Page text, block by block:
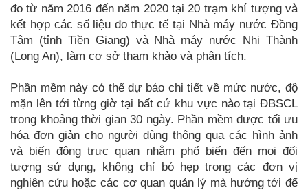
đo từ năm 2016 đến năm 2020 tại 20 trạm khí tượng và
kết hợp các số liệu đo thực tế tại Nhà máy nước Đồng
Tâm (tỉnh Tiền Giang) và Nhà máy nước Nhị Thành
(Long An), làm cơ sở tham khảo và phân tích.
Phần mềm này có thể dự báo chi tiết về mức nước, độ
mặn lên tới từng giờ tại bất cứ khu vực nào tại ĐBSCL
trong khoảng thời gian 30 ngày. Phần mềm được tối ưu
hóa đơn giản cho người dùng thông qua các hình ảnh
và biến động trực quan nhằm phổ biến đến mọi đối
tượng sử dụng, không chỉ bó hẹp trong các đơn vị
nghiên cứu hoặc các cơ quan quản lý mà hướng tới để